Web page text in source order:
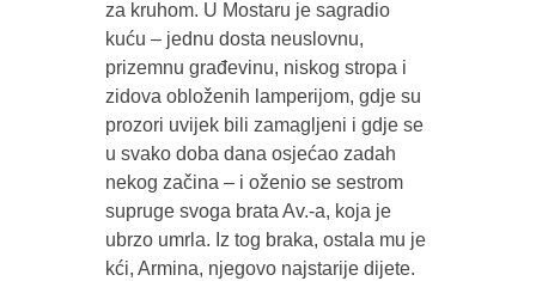
za kruhom. U Mostaru je sagradio
kuću – jednu dosta neuslovnu,
prizemnu građevinu, niskog stropa i
zidova obloženih lamperijom, gdje su
prozori uvijek bili zamagljeni i gdje se
u svako doba dana osjećao zadah
nekog začina – i oženio se sestrom
supruge svoga brata Av.-a, koja je
ubrzo umrla. Iz tog braka, ostala mu je
kći, Armina, njegovo najstarije dijete.